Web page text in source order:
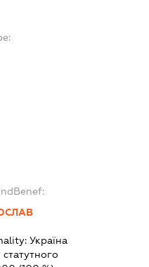
Україна